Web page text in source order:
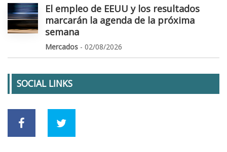
El empleo de EEUU y los resultados
marcarán la agenda de la próxima
semana
Mercados - 02/08/2026
SOCIAL LINKS